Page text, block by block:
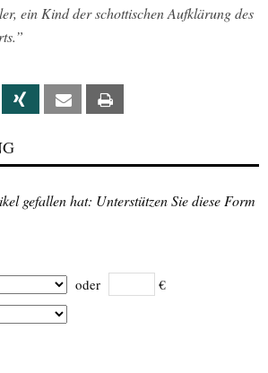
ein Kind der schottischen Aufklärung des
Linkedin Xing Email
gefallen hat: Unterstützen Sie diese Form
oder €